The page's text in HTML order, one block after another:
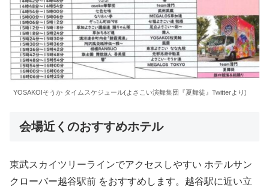
YOSAKOIそうか タイムスケジュール(よさこい演舞集団『夏舞徒』Twitterより)
会場近くのおすすめホテル
東武スカイツリーラインでアクセスしやすい ホテルサン
クローバー越谷駅前 をおすすめします。越谷駅に近い立